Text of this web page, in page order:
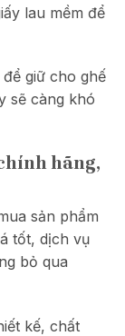
lau mềm để
giữ cho ghế
sẽ càng khó
hãng,
sản phẩm
tốt, dịch vụ
bỏ qua
kế, chất